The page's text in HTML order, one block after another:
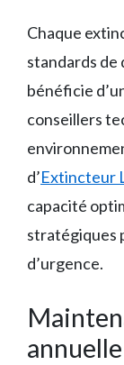
Chaque
standards de
bénéficie
conseillers
d’Extincteur
capacité
stratégiques
d’urgence.